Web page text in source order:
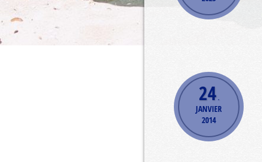
24.
JANVIER
2014